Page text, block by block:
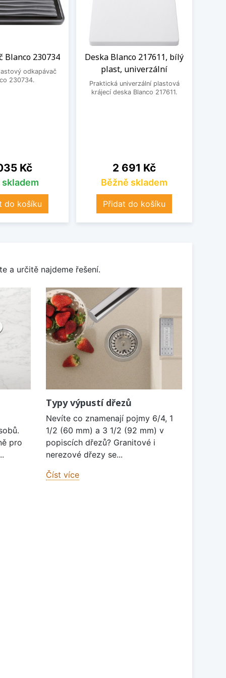
Blanco 230734
odkapávač
230734.
Kč
skladem
do košíku
Deska Blanco 217611, bílý
plast, univerzální
Praktická univerzální plastová
krájecí deska Blanco 217611.
Cena
2 691 Kč
Běžně skladem
Přidat do košíku
a určitě najdeme řešení.
pro
Typy výpustí dřezů
Nevíte co znamenají pojmy 6/4, 1
1/2 (60 mm) a 3 1/2 (92 mm) v
popiscích dřezů? Granitové i
nerezové dřezy se...
Číst více